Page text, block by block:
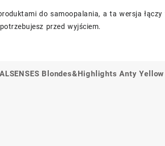
do samoopalania, a ta wersja
przed wyjściem.
Blondes&Highlights Anty